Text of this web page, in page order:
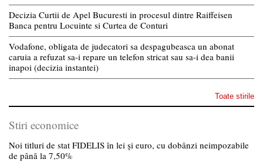
Decizia Curtii de Apel Bucuresti in procesul dintre Raiffeisen
Banca pentru Locuinte si Curtea de Conturi
Vodafone, obligata de judecatori sa despagubeasca un abonat
caruia a refuzat sa-i repare un telefon stricat sau sa-i dea banii
inapoi (decizia instantei)
Toate stirile
Stiri economice
Noi titluri de stat FIDELIS în lei și euro, cu dobânzi neimpozabile
de pânã la 7,50%